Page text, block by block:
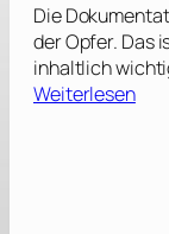
Die
der Opfer. Das
inhaltlich
Weiterlesen: